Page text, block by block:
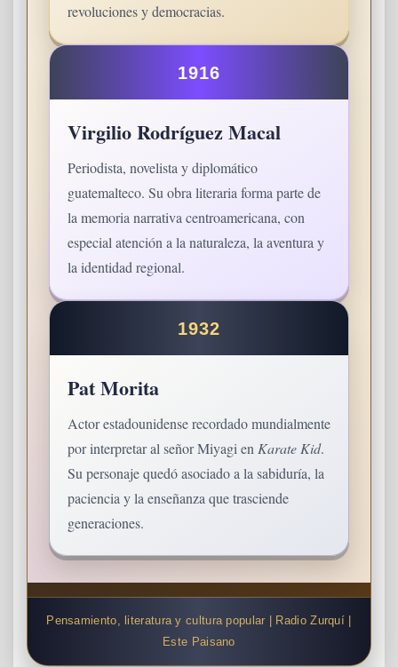
revoluciones y democracias.
1916
Virgilio Rodríguez Macal
Periodista, novelista y diplomático
guatemalteco. Su obra literaria forma parte de
la memoria narrativa centroamericana, con
especial atención a la naturaleza, la aventura y
la identidad regional.
1932
Pat Morita
Actor estadounidense recordado mundialmente
por interpretar al señor Miyagi en Karate Kid.
Su personaje quedó asociado a la sabiduría, la
paciencia y la enseñanza que trasciende
generaciones.
Pensamiento, literatura y cultura popular | Radio Zurquí |
Este Paisano